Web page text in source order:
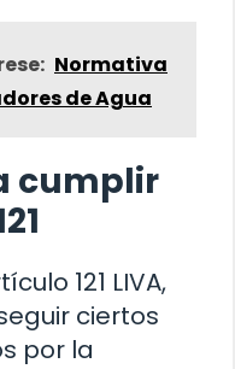
Normativa
de Agua
cumplir
121 LIVA,
ciertos
por la